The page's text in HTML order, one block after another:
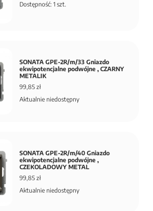
Dostępność: 1 szt.
SONATA GPE-2R/m/33 Gniazdo
ekwipotencjalne podwójne , CZARNY
METALIK
99,85 zł
Aktualnie niedostępny
SONATA GPE-2R/m/40 Gniazdo
ekwipotencjalne podwójne ,
CZEKOLADOWY METAL
99,85 zł
Aktualnie niedostępny